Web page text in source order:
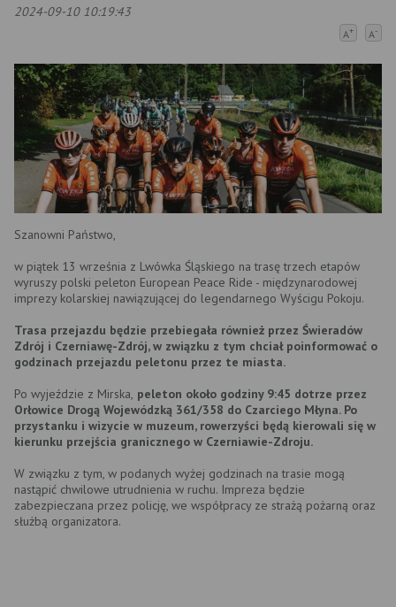
2024-09-10 10:19:43
A+ A-
Szanowni Państwo,
w piątek 13 września z Lwówka Śląskiego na trasę trzech etapów
wyruszy polski peleton European Peace Ride - międzynarodowej
imprezy kolarskiej nawiązującej do legendarnego Wyścigu Pokoju.
Trasa przejazdu będzie przebiegała również przez Świeradów
Zdrój i Czerniawę-Zdrój, w związku z tym chciał poinformować o
godzinach przejazdu peletonu przez te miasta.
Po wyjeździe z Mirska, peleton około godziny 9:45 dotrze przez
Orłowice Drogą Wojewódzką 361/358 do Czarciego Młyna. Po
przystanku i wizycie w muzeum, rowerzyści będą kierowali się w
kierunku przejścia granicznego w Czerniawie-Zdroju.
W związku z tym, w podanych wyżej godzinach na trasie mogą
nastąpić chwilowe utrudnienia w ruchu. Impreza będzie
zabezpieczana przez policję, we współpracy ze strażą pożarną oraz
służbą organizatora.